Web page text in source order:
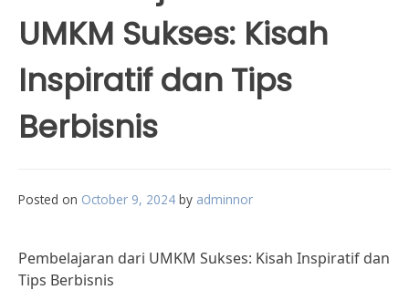
UMKM Sukses: Kisah
Inspiratif dan Tips
Berbisnis
Posted on October 9, 2024 by adminnor
Pembelajaran dari UMKM Sukses: Kisah Inspiratif dan
Tips Berbisnis